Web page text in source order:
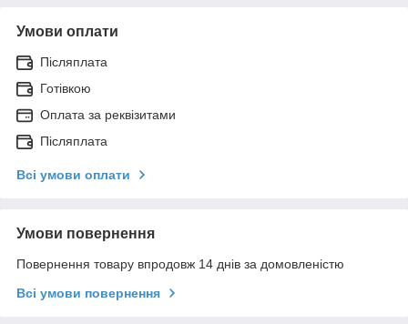
Умови оплати
Післяплата
Готівкою
Оплата за реквізитами
Післяплата
Всі умови оплати
Умови повернення
Повернення товару впродовж 14 днів за домовленістю
Всі умови повернення